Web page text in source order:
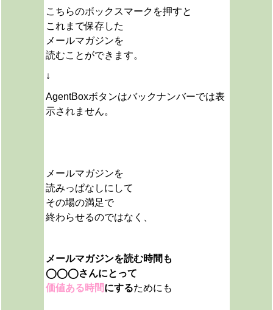
こちらのボックスマークを押すと
これまで保存した
メールマガジンを
読むことができます。
↓
AgentBoxボタンはバックナンバーでは表
示されません。
メールマガジンを
読みっぱなしにして
その場の満足で
終わらせるのではなく、
メールマガジンを読む時間も
◯◯◯さんにとって
価値ある時間にするためにも